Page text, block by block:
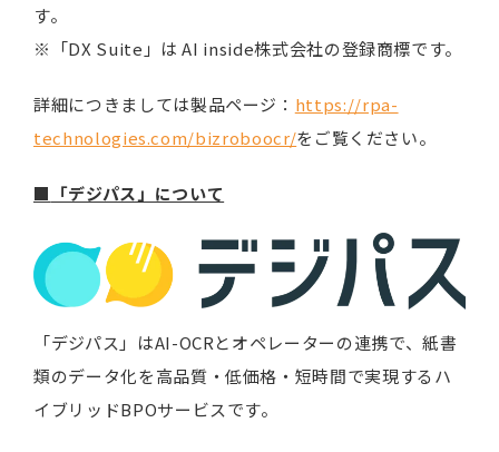
す。
※「DX Suite」は AI inside株式会社の登録商標です。
詳細につきましては製品ページ： https://rpa-
technologies.com/bizroboocr/をご覧ください。
■ 「デジパス」について
「デジパス」はAI-OCRとオペレーターの連携で、紙書
類のデータ化を高品質・低価格・短時間で実現するハ
イブリッドBPOサービスです。